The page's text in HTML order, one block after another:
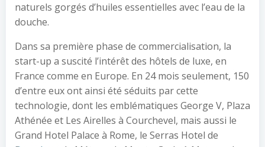
naturels gorgés d’huiles essentielles avec l’eau de la
douche.
Dans sa première phase de commercialisation, la
start-up a suscité l’intérêt des hôtels de luxe, en
France comme en Europe. En 24 mois seulement, 150
d’entre eux ont ainsi été séduits par cette
technologie, dont les emblématiques George V, Plaza
Athénée et Les Airelles à Courchevel, mais aussi le
Grand Hotel Palace à Rome, le Serras Hotel de